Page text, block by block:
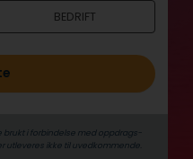
BEDRIFT
i forbindelse med oppdrags­
utleveres ikke til uvedkommende.